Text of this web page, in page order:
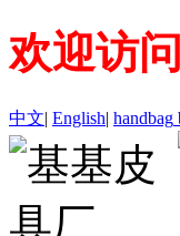
欢迎访
中文| English| handbag